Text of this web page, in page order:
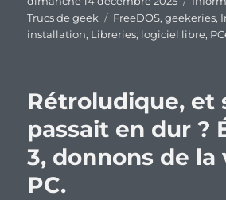
le
Trucs de geek
Étiquettes
FreeDOS,geekeries,
installation, Libreries, logiciel libre,
Rétroludique, et
passait en dur ?
3, donnons de la
PC.